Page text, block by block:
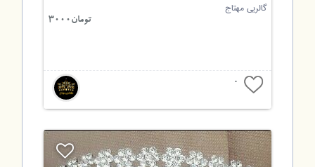
گالریی مهتاج
تومان3000
0